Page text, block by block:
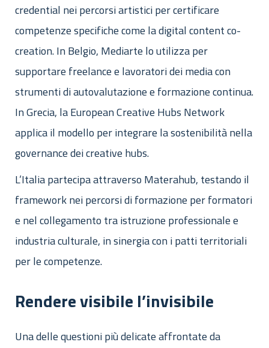
credential nei percorsi artistici per certificare
competenze specifiche come la digital content co-
creation. In Belgio, Mediarte lo utilizza per
supportare freelance e lavoratori dei media con
strumenti di autovalutazione e formazione continua.
In Grecia, la European Creative Hubs Network
applica il modello per integrare la sostenibilità nella
governance dei creative hubs.
L’Italia partecipa attraverso Materahub, testando il
framework nei percorsi di formazione per formatori
e nel collegamento tra istruzione professionale e
industria culturale, in sinergia con i patti territoriali
per le competenze.
Rendere visibile l’invisibile
Una delle questioni più delicate affrontate da